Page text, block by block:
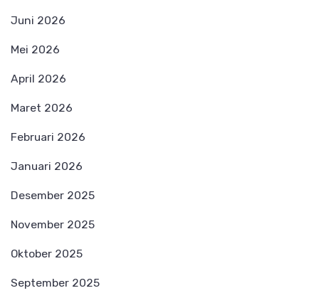
Juni 2026
Mei 2026
April 2026
Maret 2026
Februari 2026
Januari 2026
Desember 2025
November 2025
Oktober 2025
September 2025